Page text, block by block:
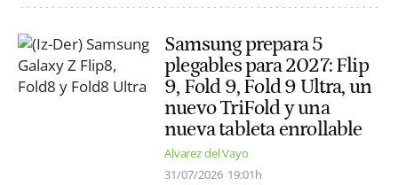
Samsung prepara 5
plegables para 2027: Flip
9, Fold 9, Fold 9 Ultra, un
nuevo TriFold y una
nueva tableta enrollable
Alvarez del Vayo
31/07/2026 19:01h